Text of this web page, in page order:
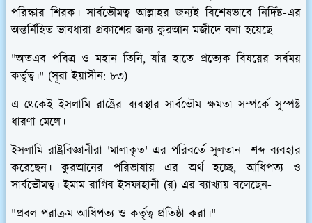
পরিস্কার শিরক। সার্বভৌমত্ব আল্লাহর জন্যই বিশেষভাবে নির্দিষ্ট-এর
অন্তর্নিহিত ভাবধারা প্রকাশের জন্য কুরআন মজীদে বলা হয়েছে-
"অতএব পবিত্র ও মহান তিনি, যাঁর হাতে প্রত্যেক বিষয়ের সর্বময়
কর্তৃত্ব।" (সূরা ইয়াসীন: ৮৩)
এ থেকেই ইসলামি রাষ্ট্রের ব্যবস্থার সার্বভৌম ক্ষমতা সম্পর্কে সুস্পষ্ট
ধারণা মেলে।
ইসলামি রাষ্ট্রবিজ্ঞানীরা 'মালাকৃত' এর পরিবর্তে সুলতান শব্দ ব্যবহার
করেছেন। কুরআনের পরিভাষায় এর অর্থ হচ্ছে, আধিপত্য ও
সার্বভৌমত্ব। ইমাম রাগিব ইসফাহানী (র) এর ব্যাখ্যায় বলেছেন-
"প্রবল পরাক্রম আধিপত্য ও কর্তৃত্ব প্রতিষ্ঠা করা।"